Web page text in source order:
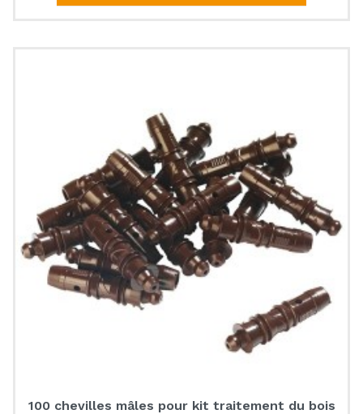
100 chevilles mâles pour kit traitement du bois